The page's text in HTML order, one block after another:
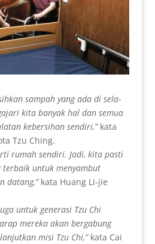
sampah yang ada di sela-
kita banyak hal dan semua
kebersihan sendiri,”kata
Tzu Ching.
rumah sendiri. Jadi, kita pasti
terbaik untuk menyambut
datang,”kata Huang Li-jie
untuk generasi Tzu Chi
mereka akan bergabung
misi Tzu Chi,”kata Cai